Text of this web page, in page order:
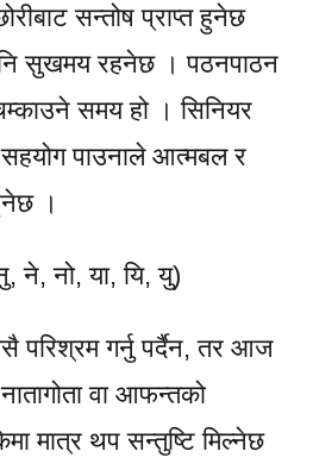
सन्तोष प्राप्त हुनेछ
सुखमय रहनेछ । पठनपाठन
समय हो । सिनियर
सहयोग पाउनाले आत्मबल र
।
ने, नो, या, यि, यु)
परिश्रम गर्नु पर्दैन, तर आज
वा आफन्तको
मात्र थप सन्तुष्टि मिल्नेछ